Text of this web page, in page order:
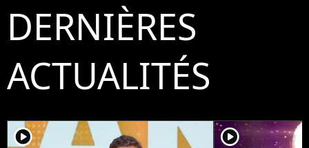
DERNIÈRES
ACTUALITÉS
player2 player2